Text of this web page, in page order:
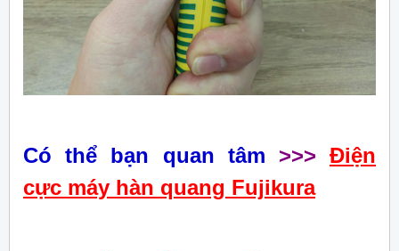
Có thể bạn quan tâm >>> Điện
cực máy hàn quang Fujikura